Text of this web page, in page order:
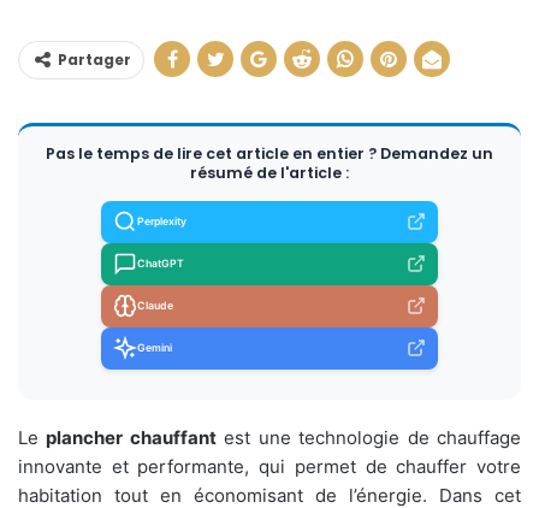
Partager
Pas le temps de lire cet article en entier ? Demandez un
résumé de l'article :
Perplexity
ChatGPT
Claude
Gemini
Le plancher chauffantest une technologie de chauffage
innovante et performante, qui permet de chauffer votre
habitation tout en économisant de l’énergie. Dans cet